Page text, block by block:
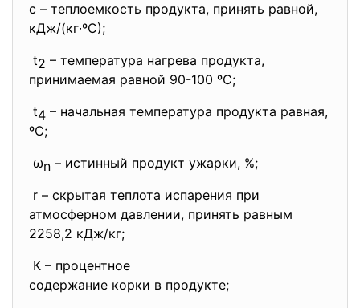
с – теплоемкость продукта, принять равной,
кДж/(кг∙ºС);
t2 – температура нагрева продукта,
принимаемая равной 90-100 ºС;
t4 – начальная температура продукта равная,
ºС;
ωn – истинный продукт ужарки, %;
r – скрытая теплота испарения при
атмосферном давлении, принять равным
2258,2 кДж/кг;
К – процентное
содержание корки в продукте;